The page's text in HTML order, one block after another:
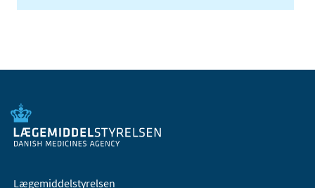
Lægemiddelstyrelsen